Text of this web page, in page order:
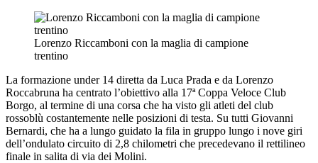
Lorenzo Riccamboni con la maglia di campione
trentino
La formazione under 14 diretta da Luca Prada e da Lorenzo
Roccabruna ha centrato l’obiettivo alla 17ª Coppa Veloce Club
Borgo, al termine di una corsa che ha visto gli atleti del club
rossoblù costantemente nelle posizioni di testa. Su tutti Giovanni
Bernardi, che ha a lungo guidato la fila in gruppo lungo i nove giri
dell’ondulato circuito di 2,8 chilometri che precedevano il rettilineo
finale in salita di via dei Molini.